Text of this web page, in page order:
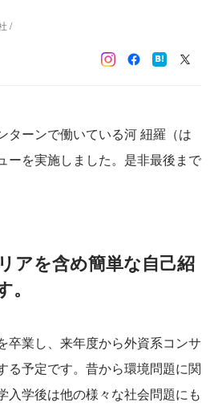
/
ターンで働いている河 紐羅（は
ーを実施しました。是非最後まで
アを含め簡単な自己紹
卒業し、来年度から外資系コンサ
る予定です。昔から環境問題に関
入学後は他の様々な社会問題にも